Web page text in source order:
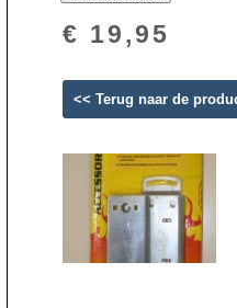
€ 19,95
<< Terug naar de